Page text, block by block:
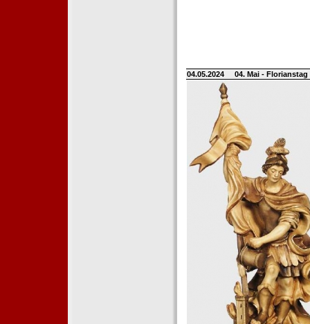
04.05.2024 04. Mai -